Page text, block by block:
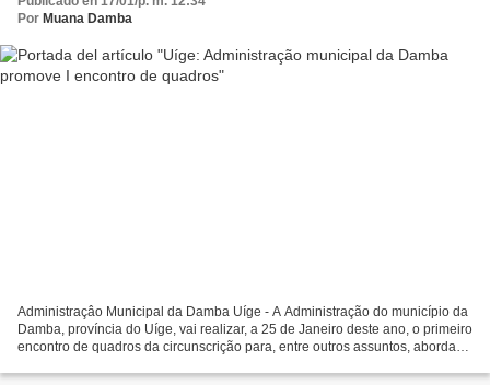
Por Muana Damba
Administraçâo Municipal da Damba Uíge - A Administração do município da
Damba, província do Uíge, vai realizar, a 25 de Janeiro deste ano, o primeiro
encontro de quadros da circunscrição para, entre outros assuntos, abordar e